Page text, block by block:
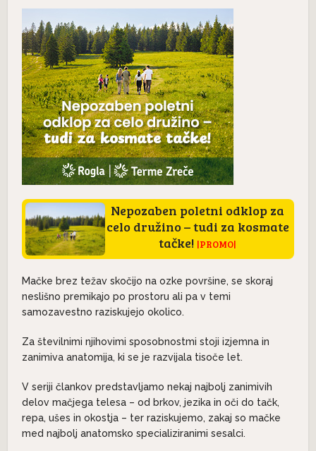
Nepozaben poletni odklop za
celo družino – tudi za kosmate
tačke! |PROMO|
Mačke brez težav skočijo na ozke površine, se skoraj
neslišno premikajo po prostoru ali pa v temi
samozavestno raziskujejo okolico.
Za številnimi njihovimi sposobnostmi stoji izjemna in
zanimiva anatomija, ki se je razvijala tisoče let.
V seriji člankov predstavljamo nekaj najbolj zanimivih
delov mačjega telesa – od brkov, jezika in oči do tačk,
repa, ušes in okostja – ter raziskujemo, zakaj so mačke
med najbolj anatomsko specializiranimi sesalci.